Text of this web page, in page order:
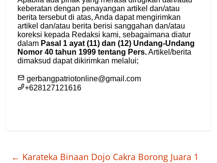
← Karateka Binaan Dojo Cakra Borong Juara 1